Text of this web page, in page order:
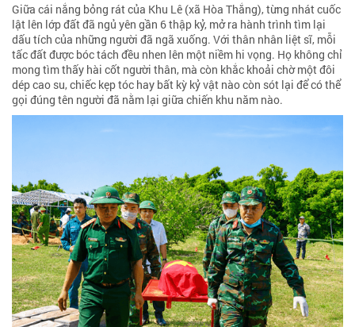
Giữa cái nắng bỏng rát của Khu Lê (xã Hòa Thắng), từng nhát cuốc
lật lên lớp đất đã ngủ yên gần 6 thập kỷ, mở ra hành trình tìm lại
dấu tích của những người đã ngã xuống. Với thân nhân liệt sĩ, mỗi
tấc đất được bóc tách đều nhen lên một niềm hi vọng. Họ không chỉ
mong tìm thấy hài cốt người thân, mà còn khắc khoải chờ một đôi
dép cao su, chiếc kẹp tóc hay bất kỳ kỷ vật nào còn sót lại để có thể
gọi đúng tên người đã nằm lại giữa chiến khu năm nào.